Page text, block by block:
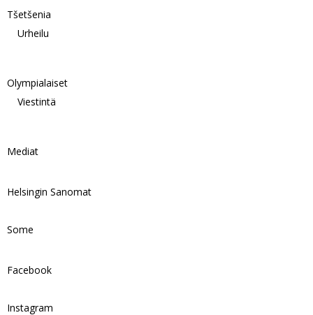
Tšetšenia
Urheilu
Olympialaiset
Viestintä
Mediat
Helsingin Sanomat
Some
Facebook
Instagram